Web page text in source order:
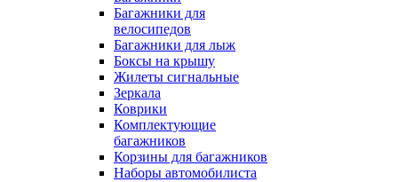
Багажники для
велосипедов
Багажники для лыж
Боксы на крышу
Жилеты сигнальные
Зеркала
Коврики
Комплектующие
багажников
Корзины для багажников
Наборы автомобилиста